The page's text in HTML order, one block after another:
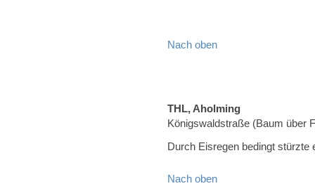
Nach oben
THL, Aholming
Königswaldstraße (Baum über
Durch Eisregen bedingt stürzte
Nach oben